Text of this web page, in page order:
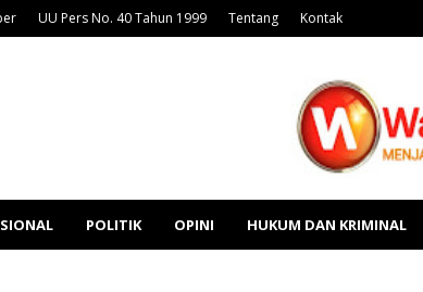
UU Pers No. 40 Tahun 1999 Tentang Kontak
POLITIK OPINI HUKUM DAN KRIMINAL